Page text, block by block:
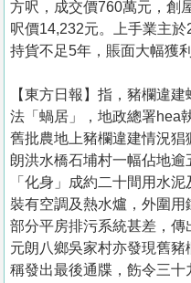
方呎，成交價760萬元，創
呎價14,232元。上手業主於
持貨不足5年，賬面大幅獲
【東方日報】指，豬欄違
法「蝸居」，地政總署hea
舊批農地上豬欄違建情況
朗洪水橋石埔村一幅佔地
「化身」成約二十間用水
裝有空調及熱水爐，外圍用
部分平房排污系統甚差，
元朗八鄉吳家村亦發現舊
稱發出最後通牒，飭令三